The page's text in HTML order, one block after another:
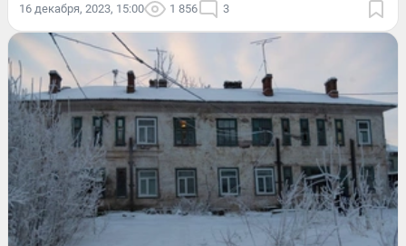
16 декабря, 2023, 15:00 1 856 3